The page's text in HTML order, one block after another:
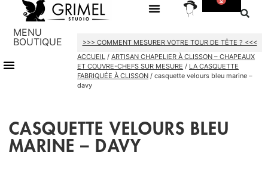
MENU
BOUTIQUE
>>> COMMENT MESURER VOTRE TOUR DE TÊTE ? <<<
ACCUEIL /ARTISAN CHAPELIER À CLISSON – CHAPEAUX
ET COUVRE-CHEFS SUR MESURE / LA CASQUETTE
FABRIQUÉE À CLISSON / casquette velours bleu marine –
davy
CASQUETTE VELOURS BLEU
MARINE – DAVY